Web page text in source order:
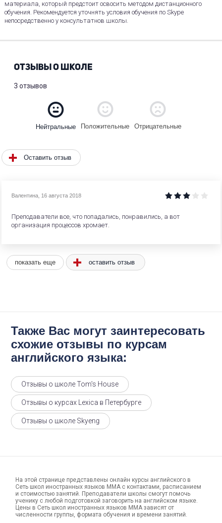
материала, который предстоит освосить методом дистанционного
обучения. Рекомендуется уточнять условия обучения по Skype
непосредственно у консультатнов школы.
ОТЗЫВЫ О ШКОЛЕ
3 отзывов
Нейтральные Положительные Отрицательные
Оставить отзыв
Валентина, 16 августа 2018
Преподаватели все, что попадались, понравились, а вот
организация процессов хромает.
показать еще оставить отзыв
Также Вас могут заинтересовать
схожие отзывы по курсам
английского языка:
Отзывы о школе Tom's House
Отзывы о курсах Lexica в Петербурге
Отзывы о школе Skyeng
На этой странице представлены онлайн курсы английского в
Сеть школ иностранных языков ММА с контактами, расписанием
и стоимостью занятий. Преподаватели школы смогут помочь
ученику с любой подготовкой заговорить на английском языке.
Цены в Сеть школ иностранных языков ММА зависят от
численности группы, формата обучения и времени занятий.